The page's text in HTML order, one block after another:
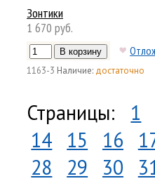
Зонтики
1 670 руб.
1163-3 Наличие: достаточно
Страницы:
1
14
15 16
28
29 30